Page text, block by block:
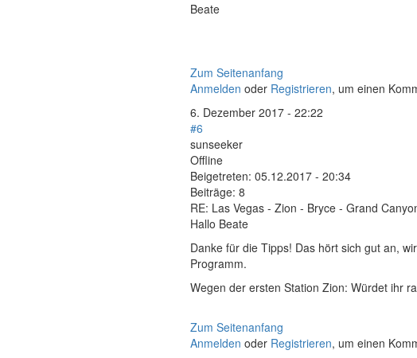
Beate
Zum Seitenanfang
Anmelden oder Registrieren, um einen
6. Dezember 2017 - 22:22
#6
sunseeker
Offline
Beigetreten: 05.12.2017 - 20:34
Beiträge: 8
RE: Las Vegas - Zion - Bryce - Grand
Hallo Beate
Danke für die Tipps! Das hört sich gut an,
Programm.
Wegen der ersten Station Zion: Würdet ihr
Zum Seitenanfang
Anmelden oder Registrieren, um einen